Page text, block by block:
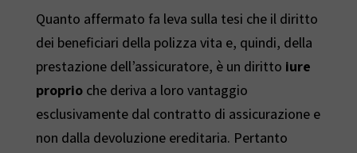
Quanto affermato fa leva sulla tesi che il diritto
dei beneficiari della polizza vita e, quindi, della
prestazione dell’assicuratore, è un diritto iure
proprioche deriva a loro vantaggio
esclusivamente dal contratto di assicurazione e
non dalla devoluzione ereditaria. Pertanto